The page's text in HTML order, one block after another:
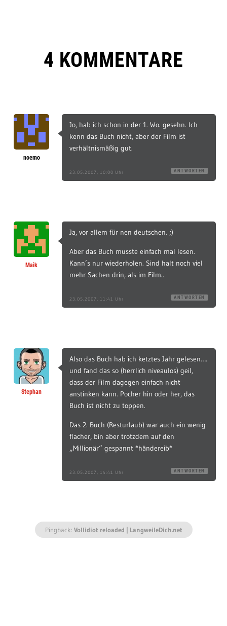
4 KOMMENTARE
noemo
Jo, hab ich schon in der 1. Wo. gesehn. Ich
kenn das Buch nicht, aber der Film ist
verhältnismäßig gut.
23.05.2007, 10:00 Uhr ANTWORTEN
Maik
Ja, vor allem für nen deutschen. ;)
Aber das Buch musste einfach mal lesen.
Kann’s nur wiederholen. Sind halt noch viel
mehr Sachen drin, als im Film..
23.05.2007, 11:41 Uhr ANTWORTEN
Stephan
Also das Buch hab ich ketztes Jahr gelesen….
und fand das so (herrlich niveaulos) geil,
dass der Film dagegen einfach nicht
anstinken kann. Pocher hin oder her, das
Buch ist nicht zu toppen.
Das 2. Buch (Resturlaub) war auch ein wenig
flacher, bin aber trotzdem auf den
„Millionär“ gespannt *händereib*
23.05.2007, 14:41 Uhr ANTWORTEN
Pingback: Vollidiot reloaded | LangweileDich.net